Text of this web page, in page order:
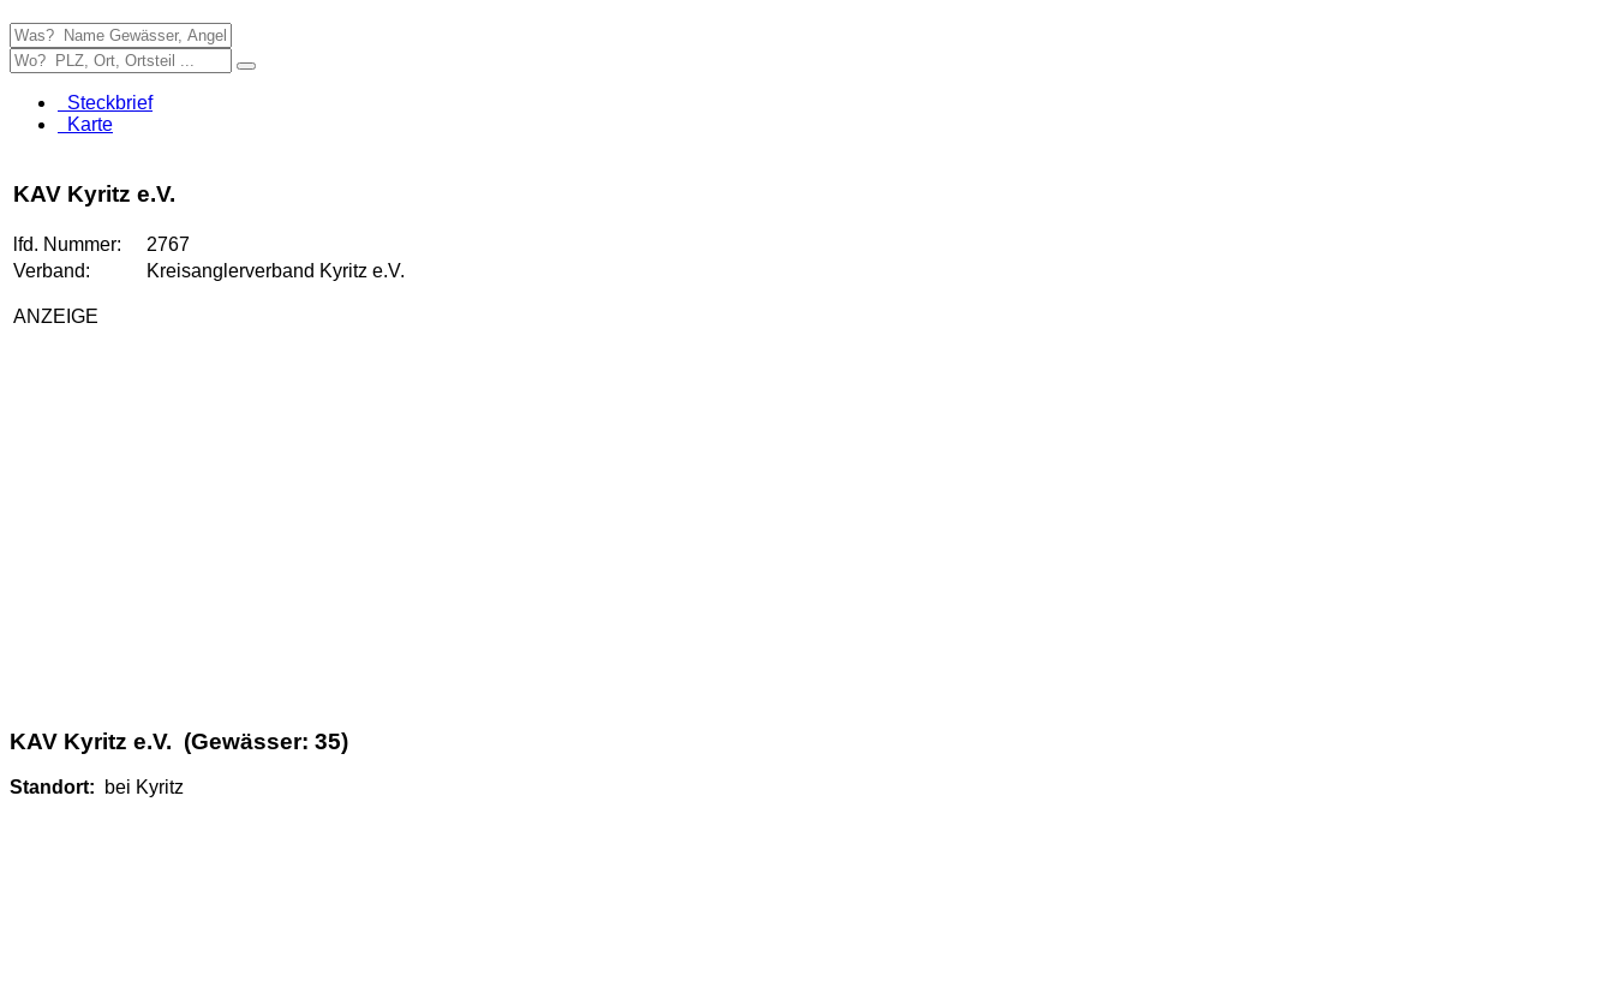
Steckbrief
Karte
KAV Kyritz e.V.
lfd. Nummer:
2767
Verband:
Kreisanglerverband Kyritz e.V.
ANZEIGE
KAV Kyritz e.V. (Gewässer: 35)
Standort: bei Kyritz